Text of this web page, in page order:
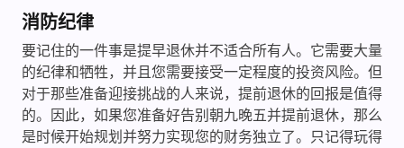
消防纪律
要记住的一件事是提早退休并不适合所有人。它需要大量
的纪律和牺牲，并且您需要接受一定程度的投资风险。但
对于那些准备迎接挑战的人来说，提前退休的回报是值得
的。因此，如果您准备好告别朝九晚五并提前退休，那么
是时候开始规划并努力实现您的财务独立了。只记得玩得